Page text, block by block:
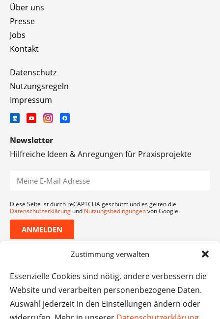
Zustimmung verwalten
Essenzielle Cookies sind nötig, andere verbessern die
Website und verarbeiten personenbezogene Daten.
Auswahl jederzeit in den Einstellungen ändern oder
Über uns
Presse
Jobs
Kontakt
Datenschutz
Nutzungsregeln
Impressum
Newsletter
Hilfreiche Ideen & Anregungen für Praxisprojekte
Diese Seite ist durch reCAPTCHA geschützt und es gelten die
Datenschutzerklärung und Nutzungsbedingungenvon Google.
ANMELDEN